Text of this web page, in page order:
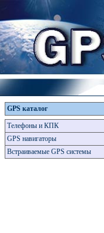
GPS каталог
Телефоны и КПК
GPS навигаторы
Встраиваемые GPS системы